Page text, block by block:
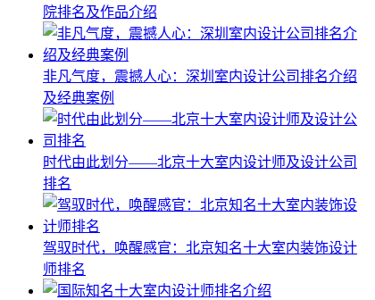
院排名及作品介绍
非凡气度，震撼人心：深圳室内设计公司排名介绍
及经典案例
时代由此划分——北京十大室内设计师及设计公司
排名
驾驭时代，唤醒感官：北京知名十大室内装饰设计
师排名